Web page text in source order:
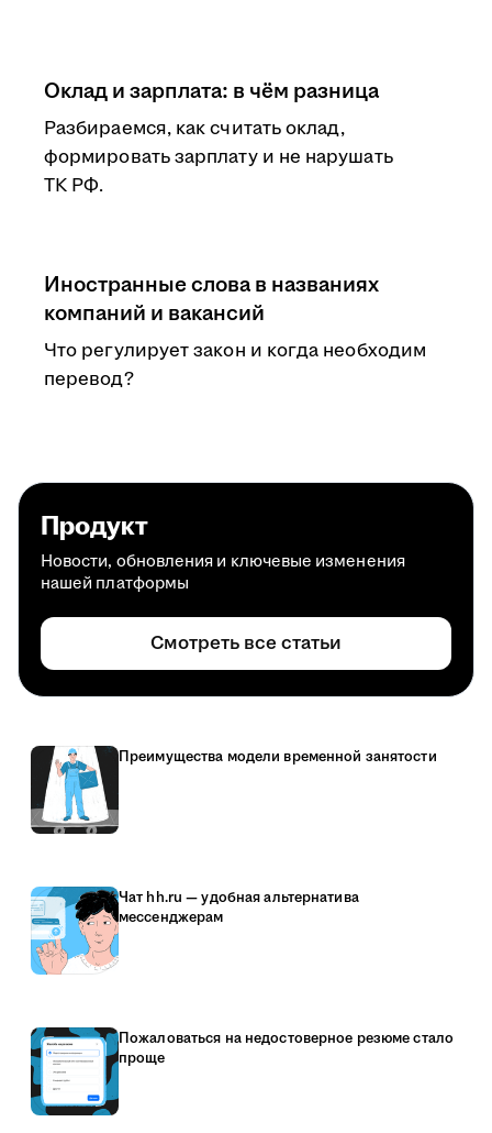
Оклад и зарплата: в чём разница
Разбираемся, как считать оклад,
формировать зарплату и не нарушать
ТК РФ.
Иностранные слова в названиях
компаний и вакансий
Что регулирует закон и когда необходим
перевод?
Продукт
Новости, обновления и ключевые изменения
нашей платформы
Смотреть все статьи
Преимущества модели временной занятости
Чат hh.ru — удобная альтернатива
мессенджерам
Пожаловаться на недостоверное резюме стало
проще